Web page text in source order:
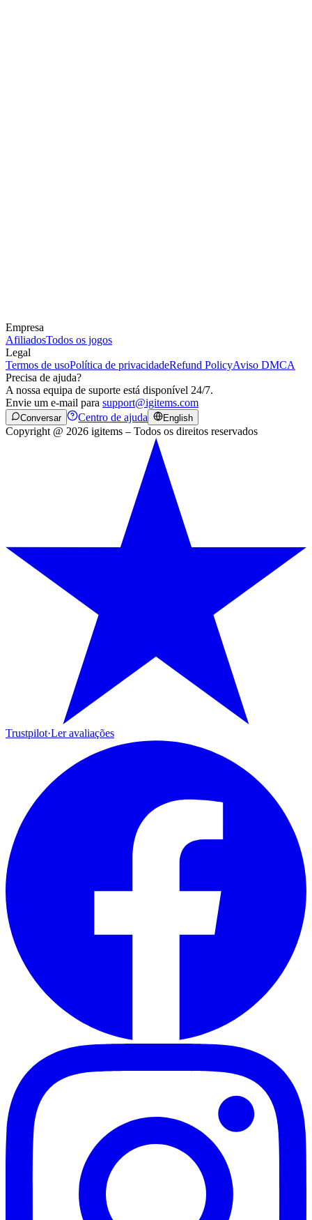
Empresa
AfiliadosTodos os jogos
Legal
Termos de usoPolítica de privacidadeRefund PolicyAviso DMCA
Precisa de ajuda?
A nossa equipa de suporte está disponível 24/7.
Envie um e-mail para support@igitems.com
Conversar Centro de ajuda English
Copyright @ 2026 igitems – Todos os direitos reservados
Trustpilot·Ler avaliações